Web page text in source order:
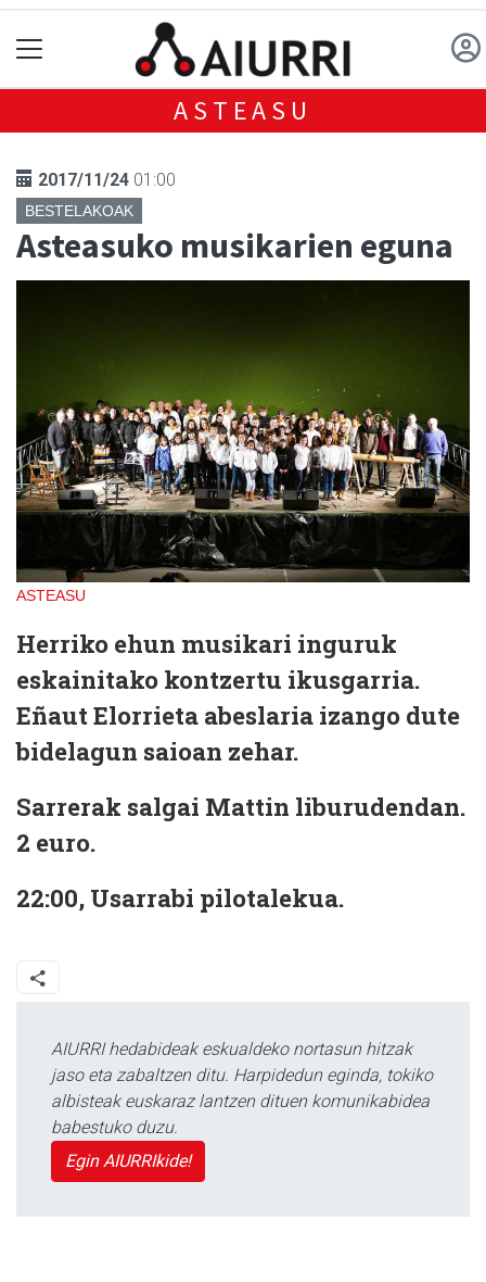
ASTEASU
2017/11/24 01:00
BESTELAKOAK
Asteasuko musikarien eguna
ASTEASU
Herriko ehun musikari inguruk
eskainitako kontzertu ikusgarria.
Eñaut Elorrieta abeslaria izango dute
bidelagun saioan zehar.
Sarrerak salgai Mattin liburudendan.
2 euro.
22:00, Usarrabi pilotalekua.
AIURRI hedabideak eskualdeko nortasun hitzak
jaso eta zabaltzen ditu. Harpidedun eginda, tokiko
albisteak euskaraz lantzen dituen komunikabidea
babestuko duzu.
Egin AIURRIkide!